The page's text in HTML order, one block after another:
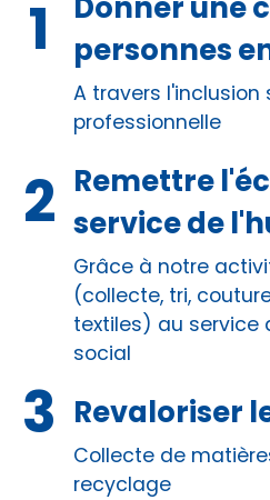
personnes
A travers l'inclusion
professionnelle
Remettre
service de
Grâce à notre
(collecte, tri,
textiles) au service
social
Revaloriser
Collecte de
recyclage